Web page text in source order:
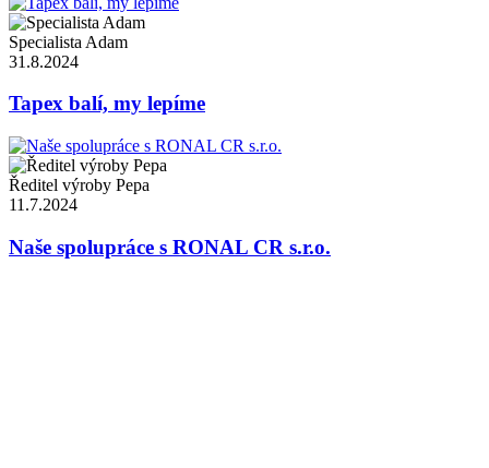
Specialista Adam
31.8.2024
Tapex balí, my lepíme
Ředitel výroby Pepa
11.7.2024
Naše spolupráce s RONAL CR s.r.o.